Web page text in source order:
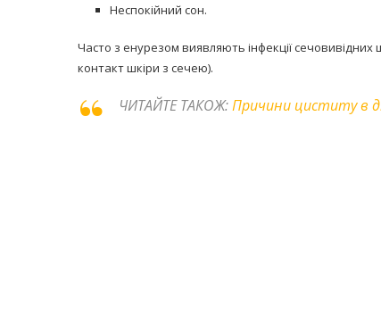
Неспокійний сон.
Часто з енурезом виявляють інфекції сечовивідних
контакт шкіри з сечею).
ЧИТАЙТЕ ТАКОЖ:Причини циститу в